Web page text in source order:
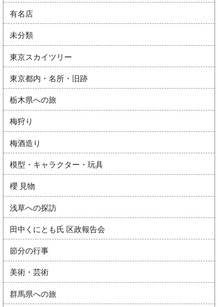
有名店
未分類
東京スカイツリー
東京都内・名所・旧跡
栃木県への旅
梅狩り
梅酒造り
模型・キャラクター・玩具
櫻 見物
浅草への探訪
田中くにとも氏 区政報告会
節分の行事
美術・芸術
群馬県への旅